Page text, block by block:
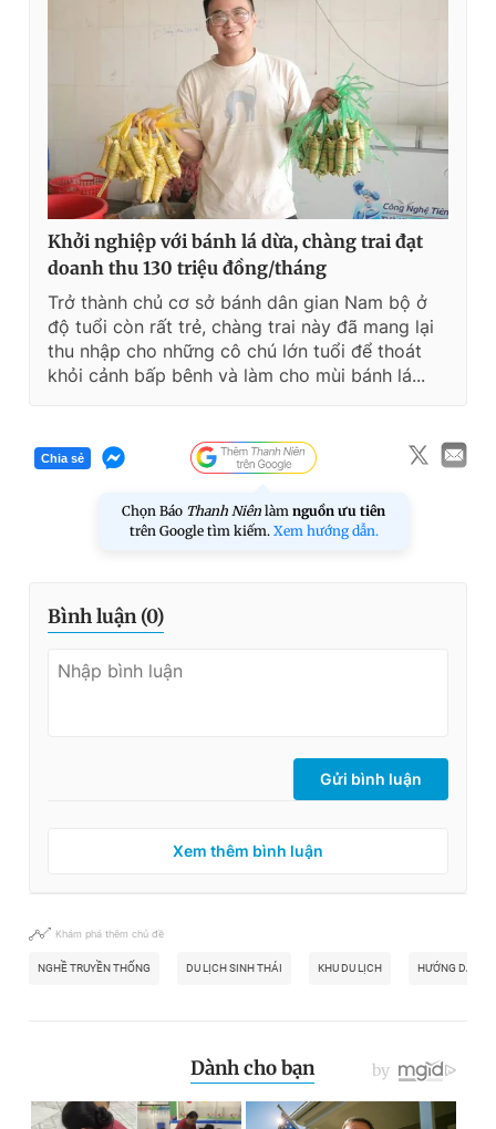
Khởi nghiệp với bánh lá dừa, chàng trai đạt
doanh thu 130 triệu đồng/tháng
Trở thành chủ cơ sở bánh dân gian Nam bộ ở
độ tuổi còn rất trẻ, chàng trai này đã mang lại
thu nhập cho những cô chú lớn tuổi để thoát
khỏi cảnh bấp bênh và làm cho mùi bánh lá...
Chia sẻ
Chọn Báo Thanh Niên làm nguồn ưu tiên
trên Google tìm kiếm. Xem hướng dẫn.
Bình luận (0)
Gửi bình luận
Xem thêm bình luận
Khám phá thêm chủ đề
NGHỀ TRUYỀN THỐNG DU LỊCH SINH THÁI KHU DU LỊCH HƯỚNG DẪN